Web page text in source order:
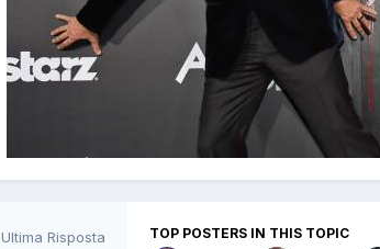
Ultima Risposta TOP POSTERS IN THIS TOPIC